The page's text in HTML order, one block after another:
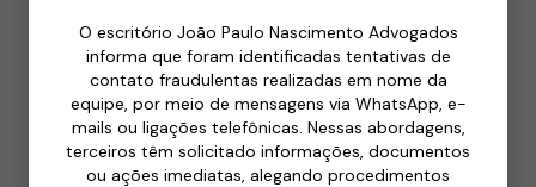
comprometidos em proteger os
interesses e direitos de cada cliente,
sempre com ética, transparência e
confidencialidade.
O escritório João Paulo Nascimento Advogados
informa que foram identificadas tentativas de
contato fraudulentas realizadas em nome da
equipe, por meio de mensagens via WhatsApp, e-
mails ou ligações telefônicas. Nessas abordagens,
terceiros têm solicitado informações, documentos
ou ações imediatas, alegando procedimentos